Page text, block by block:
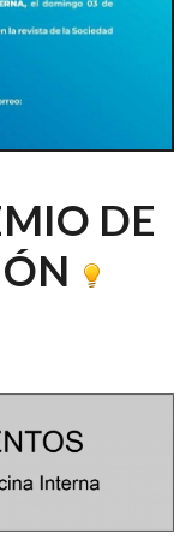
DE